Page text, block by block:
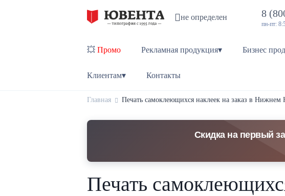
не определен 8
пн-пт:
💥 Промо Рекламная продукция▾ Бизнес
Клиентам▾ Контакты
Главная Печать самоклеющихся наклеек на заказ в
Скидка на первый
Печать